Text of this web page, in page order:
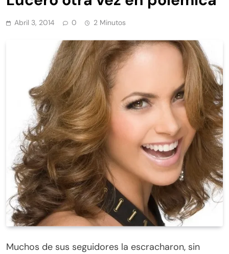
Abril 3, 2014 0 2 Minutos
Muchos de sus seguidores la escracharon, sin